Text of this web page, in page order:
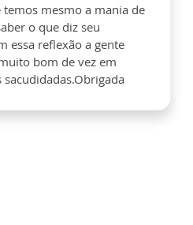
mesmo a mania de
o que diz seu
essa reflexão a gente
bom de vez em